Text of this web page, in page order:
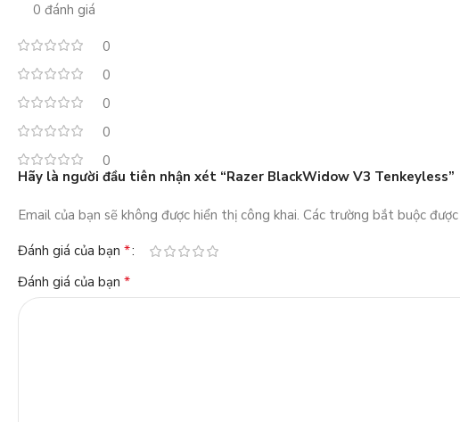
0 đánh giá
0
0
0
0
0
Hãy là người đầu tiên nhận xét “Razer BlackWidow V3 Tenkeyless”
Email của bạn sẽ không được hiển thị công khai. Các trường bắt buộc
Đánh giá của bạn *
Đánh giá của bạn *